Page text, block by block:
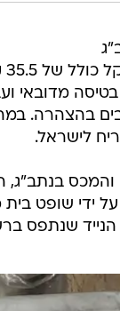
מדובאי
בהצהרה.
לישראל.
והמכס
ידי שופט
שנתפס